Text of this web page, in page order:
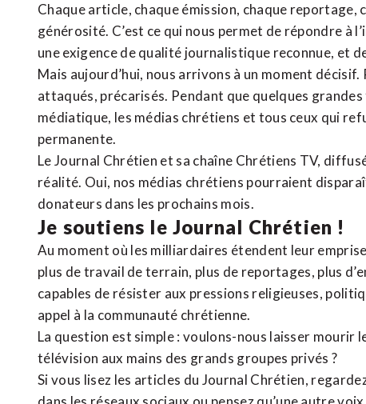
Chaque article, chaque émission, chaque
générosité. C’est ce qui nous permet de répondre à
une exigence de qualité journalistique reconnue, et
Mais aujourd’hui, nous arrivons à un moment
attaqués, précarisés. Pendant que quelques
médiatique, les médias chrétiens et tous ceux qui
permanente.
Le Journal Chrétien et sa chaîne Chrétiens TV,
réalité. Oui, nos médias chrétiens pourraient
donateurs dans les prochains mois.
Je soutiens le Journal Chrétien !
Au moment où les milliardaires étendent leur
plus de travail de terrain, plus de reportages, plus
capables de résister aux pressions religieuses,
appel à la communauté chrétienne.
La question est simple : voulons-nous laisser mourir
télévision aux mains des grands groupes privés ?
Si vous lisez les articles du Journal Chrétien,